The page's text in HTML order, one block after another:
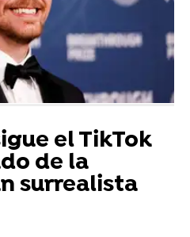
el TikTok
de la
surrealista